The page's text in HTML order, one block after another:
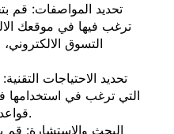
ترغب فيها في موقعك
التسوق
التي ترغب في استخدامها
قواعد البيانات، ونظام إدارة المحتوى.